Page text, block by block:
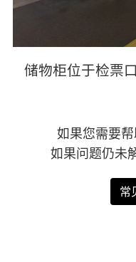
储物柜位于检票
如果您需要
如果问题仍未
常